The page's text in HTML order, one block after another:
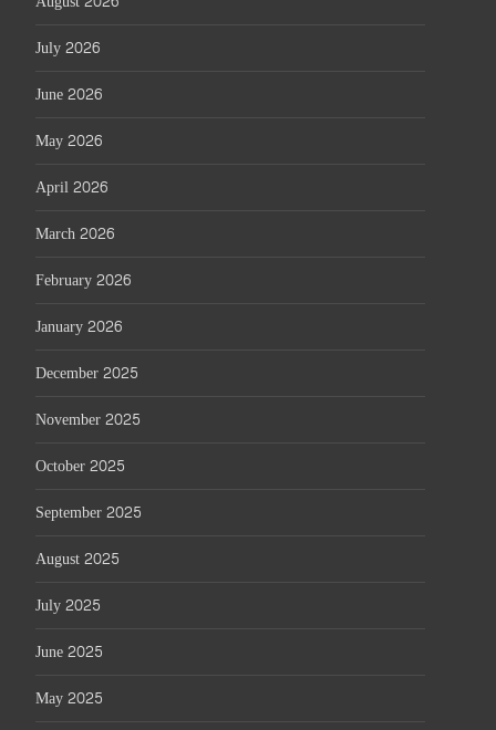
July 2026
June 2026
May 2026
April 2026
March 2026
February 2026
January 2026
December 2025
November 2025
October 2025
September 2025
August 2025
July 2025
June 2025
May 2025